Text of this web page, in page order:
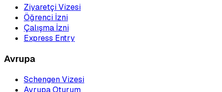
Ziyaretçi Vizesi
Öğrenci İzni
Çalışma İzni
Express Entry
Avrupa
Schengen Vizesi
Avrupa Oturum